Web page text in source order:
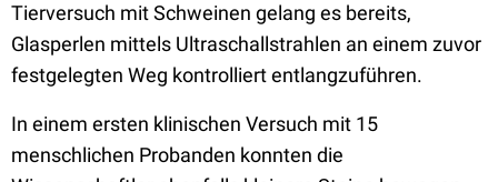
Tierversuch mit Schweinen gelang es bereits,
Glasperlen mittels Ultraschallstrahlen an einem zuvor
festgelegten Weg kontrolliert entlangzuführen.
In einem ersten klinischen Versuch mit 15
menschlichen Probanden konnten die